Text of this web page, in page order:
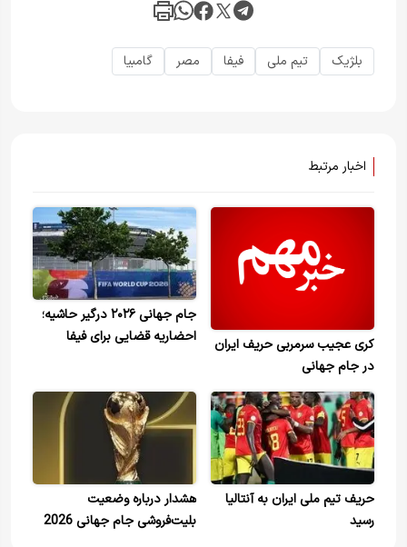
بلژیک تیم ملی فیفا مصر گامبیا
اخبار مرتبط
کری عجیب سرمربی حریف ایران
در جام جهانی
جام جهانی ۲۰۲۶ درگیر حاشیه؛
احضاریه قضایی برای فیفا
حریف تیم ملی ایران به آنتالیا
رسید
هشدار درباره وضعیت
بلیت‌فروشی جام جهانی 2026